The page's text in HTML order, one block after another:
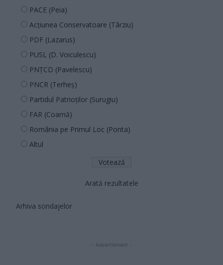
PACE (Peia)
Acțiunea Conservatoare (Târziu)
PDF (Lazarus)
PUSL (D. Voiculescu)
PNȚCD (Pavelescu)
PNCR (Terheș)
Partidul Patrioților (Surugiu)
FAR (Coarnă)
România pe Primul Loc (Ponta)
Altul
Arată rezultatele
Arhiva sondajelor
- Advertisment -